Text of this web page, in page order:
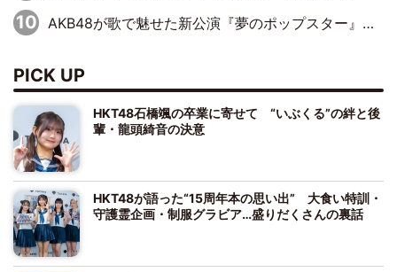
AKB48が歌で魅せた新公演『夢のポップスター』 初日から全身全霊のステージ
PICK UP
HKT48石橋颯の卒業に寄せて “いぶくる”の絆と後
輩・龍頭綺音の決意
HKT48が語った“15周年本の思い出” 大食い特訓・
守護霊企画・制服グラビア…盛りだくさんの裏話